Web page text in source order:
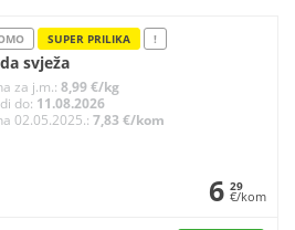
SUPER PRILIKA !
svježa
za j.m.: 8,99 €/kg
do: 11.08.2026
02.05.2025.: 7,83 €/kom
6 29
€/kom